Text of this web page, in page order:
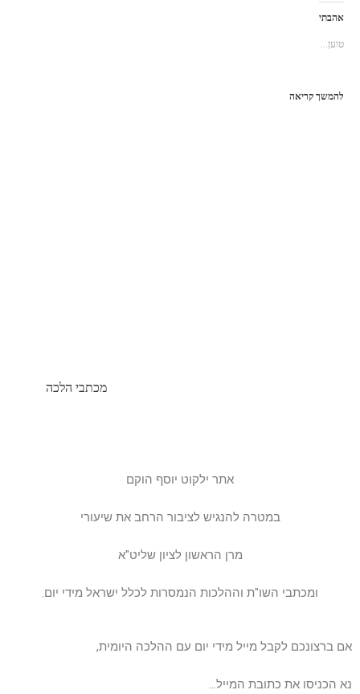
אהבתי
טוען...
להמשך קריאה
מכתבי הלכה
אתר ילקוט יוסף הוקם
במטרה להנגיש לציבור הרחב את שיעורי
מרן הראשון לציון שליט"א
ומכתבי השו"ת וההלכות הנמסרות לכלל ישראל מידי יום.
אם ברצונכם לקבל מייל מידי יום עם ההלכה היומית,
נא הכניסו את כתובת המייל…